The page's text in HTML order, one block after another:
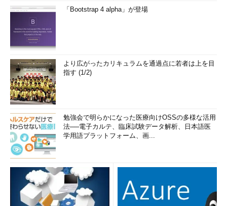
「Bootstrap 4 alpha」が登場
より広がったカリキュラムを通過点に若者は上を目
指す (1/2)
勉強会で明らかになった医療向けOSSの多様な活用
法──電子カルテ、臨床試験データ解析、日本語医
学用語プラットフォーム、画...